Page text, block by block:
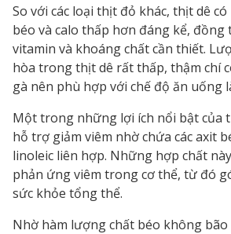
So với các loại thịt đỏ khác, thịt dê
béo và calo thấp hơn đáng kể, đồng
vitamin và khoáng chất cần thiết.
hòa trong thịt dê rất thấp, thậm chí
gà nên phù hợp với chế độ ăn uống
Một trong những lợi ích nổi bật của
hỗ trợ giảm viêm nhờ chứa các axit
linoleic liên hợp. Những hợp chất
phản ứng viêm trong cơ thể, từ đó
sức khỏe tổng thể.
Nhờ hàm lượng chất béo không bão